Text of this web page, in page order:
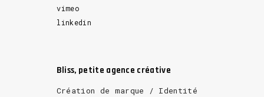
vimeo
linkedin
Bliss, petite agence créative
Création de marque / Identité